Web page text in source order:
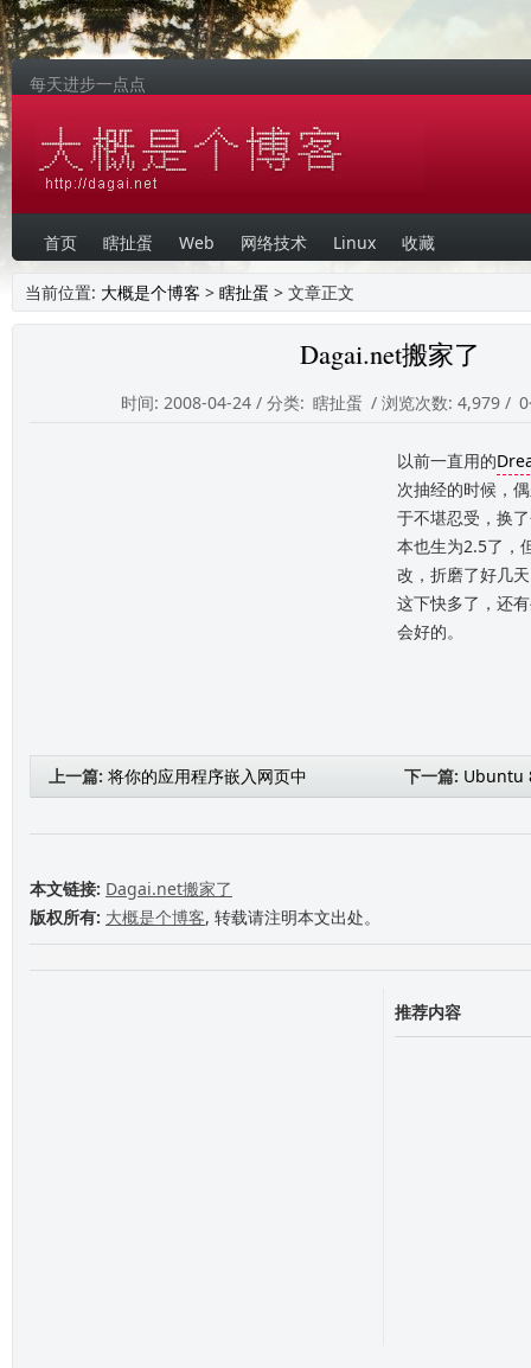
每天进步一点点
首页 瞎扯蛋 Web 网络技术 Linux 收藏
当前位置: 大概是个博客 > 瞎扯蛋 > 文章正文
Dagai.net搬家了
时间: 2008-04-24 / 分类: 瞎扯蛋 / 浏览次数: 4,979 /
以前一直用的
次抽经的时候，
于不堪忍受，换
本也生为2.5了，
改，折磨了好几
这下快多了，还
会好的。
上一篇: 将你的应用程序嵌入网页中 下一篇: Ubuntu
本文链接: Dagai.net搬家了
版权所有: 大概是个博客, 转载请注明本文出处。
推荐内容